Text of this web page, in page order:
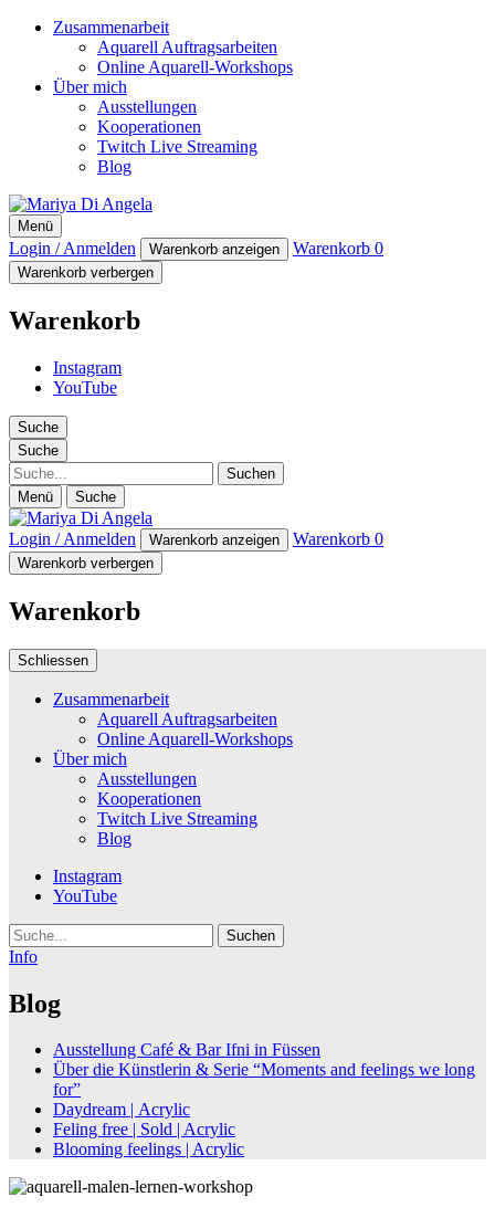
Zusammenarbeit
Aquarell Auftragsarbeiten
Online Aquarell-Workshops
Über mich
Ausstellungen
Kooperationen
Twitch Live Streaming
Blog
Mariya Di Angela
Artist
Menü
Login / Anmelden Warenkorb anzeigen Warenkorb 0
Warenkorb verbergen
Warenkorb
Instagram
YouTube
Suche
Suche
Suche
Menü Suche
Login / Anmelden Warenkorb anzeigen Warenkorb 0
Warenkorb verbergen
Warenkorb
Schliessen
Zusammenarbeit
Aquarell Auftragsarbeiten
Online Aquarell-Workshops
Über mich
Ausstellungen
Kooperationen
Twitch Live Streaming
Blog
Instagram
YouTube
Suche
Info
Blog
Ausstellung Café & Bar Ifni in Füssen
Über die Künstlerin & Serie “Moments and feelings we long
for”
Daydream | Acrylic
Feling free | Sold | Acrylic
Blooming feelings | Acrylic